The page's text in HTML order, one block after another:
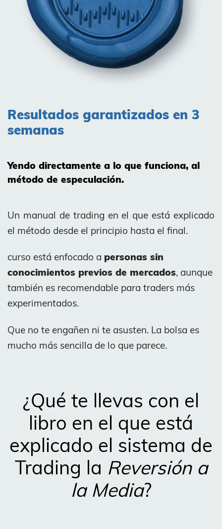
Resultados garantizados en 3
semanas
Yendo directamente a lo que funciona, al
método de especulación.
Un manual de trading en el que está explicado
el método desde el principio hasta el final.
curso está enfocado a personas sin
conocimientos previos de mercados, aunque
también es recomendable para traders más
experimentados.
Que no te engañen ni te asusten. La bolsa es
mucho más sencilla de lo que parece.
¿Qué te llevas con el
libro en el que está
explicado el sistema de
Trading la Reversión a
la Media?